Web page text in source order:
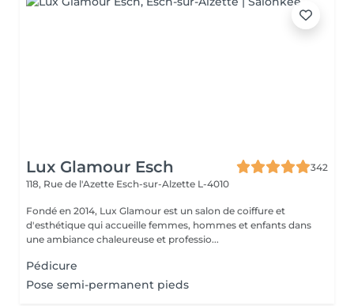
Lux Glamour Esch
342
118, Rue de l'Azette Esch-sur-Alzette L-4010
Fondé en 2014, Lux Glamour est un salon de coiffure et
d'esthétique qui accueille femmes, hommes et enfants dans
une ambiance chaleureuse et professio...
Pédicure
Pose semi-permanent pieds